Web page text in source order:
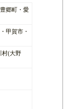
郷町・愛
甲賀市・
村(大野